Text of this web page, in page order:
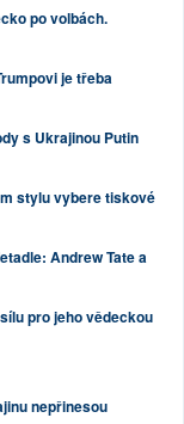
po volbách.
je třeba
s Ukrajinou Putin
stylu vybere tiskové
Andrew Tate a
pro jeho vědeckou
nepřinesou